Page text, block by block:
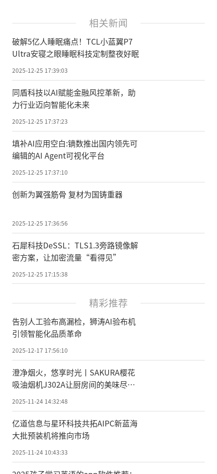
相关新闻
破解5亿人睡眠痛点！TCL小蓝翼P7
Ultra安寝之眼睡眠科技定制整夜好眠
2025-12-25 17:39:03
同盾科技以AI赋能金融风控革新，助
力行业迈向智能化未来
2025-12-25 17:37:23
填补AI应用空白:镝数推出国内领先可
编辑的AI Agent可视化平台
2025-12-25 17:37:10
创新为翼强筋骨 复材为国铸重器
2025-12-25 17:36:56
石犀科技DeSSL：TLS1.3旁路镜像解
密方案，让加密流量“看得见”
2025-12-25 17:15:38
精彩推荐
告别人工验布高漏检，狮涛AI验布机
引领智能化品质革命
2025-12-17 17:56:10
澄净烟火，悠享时光丨SAKURA樱花
吸油烟机J302A让厨房间的美味尽情
绽放
2025-11-24 14:32:48
亿道信息与星环科技共拓AIPC新蓝海
大批预装机将推向市场
2025-11-24 10:43:33